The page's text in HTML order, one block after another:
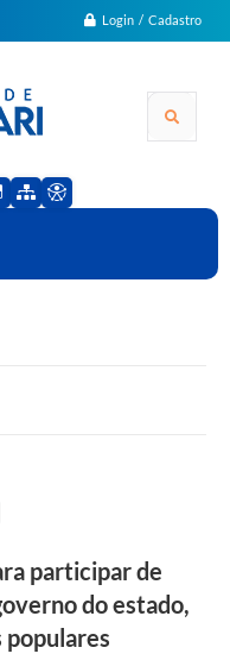
Login / Cadastro
participar de
do estado,
populares